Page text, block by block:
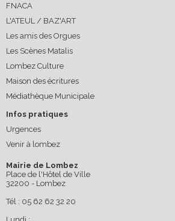
FNACA
L'ATEUL / BAZ'ART
Les amis des Orgues
Les Scènes Matalis
Lombez Culture
Maison des écritures
Médiathèque Municipale
Infos pratiques
Urgences
Venir à lombez
Mairie de Lombez
Place de l'Hôtel de Ville
32200 - Lombez
Tél : 05 62 62 32 20